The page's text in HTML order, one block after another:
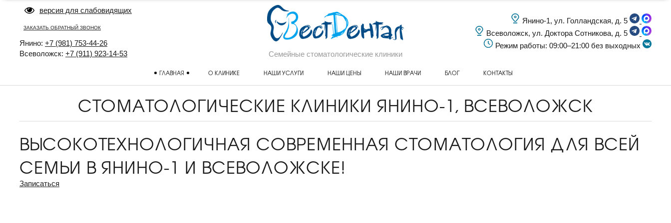
версия для слабовидящих
ЗАКАЗАТЬ ОБРАТНЫЙ ЗВОНОК
Янино: +7 (981) 753-44-26
Всеволожск: +7 (911) 923-14-53 Семейные стоматологические клиники
Янино-1, ул. Голландская, д. 5
Всеволожск, ул. Доктора Сотникова, д. 5
Режим работы: 09:00–21:00 без выходных
ГЛАВНАЯ О КЛИНИКЕ НАШИ УСЛУГИ НАШИ ЦЕНЫ НАШИ ВРАЧИ БЛОГ КОНТАКТЫ
СТОМАТОЛОГИЧЕСКИЕ КЛИНИКИ ЯНИНО-1, ВСЕВОЛОЖСК
ВЫСОКОТЕХНОЛОГИЧНАЯ СОВРЕМЕННАЯ СТОМАТОЛОГИЯ ДЛЯ ВСЕЙ
СЕМЬИ В ЯНИНО-1 И ВСЕВОЛОЖСКЕ!
Записаться